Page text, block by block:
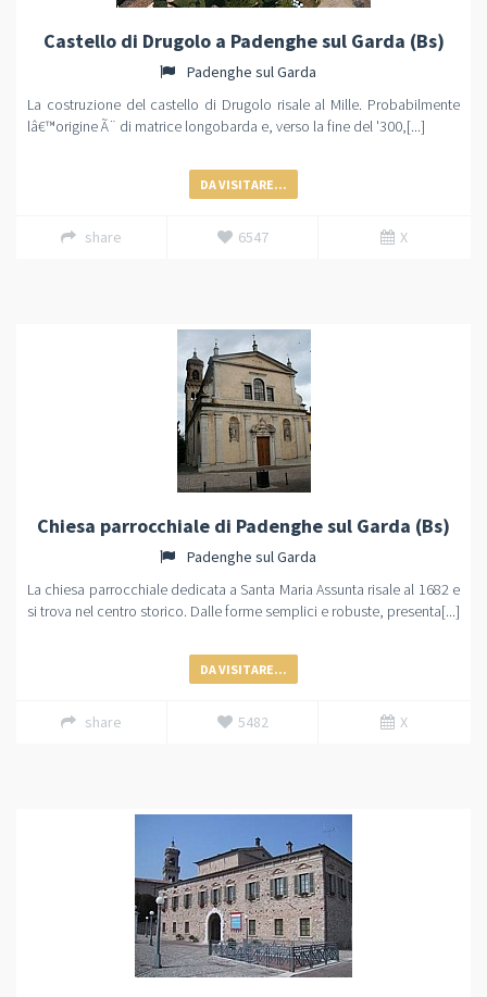
Castello di Drugolo a Padenghe sul Garda (Bs)
Padenghe sul Garda
La costruzione del castello di Drugolo risale al Mille. Probabilmente
lâ€™origine Ã¨ di matrice longobarda e, verso la fine del '300,[...]
DA VISITARE...
share 6547 X
Chiesa parrocchiale di Padenghe sul Garda (Bs)
Padenghe sul Garda
La chiesa parrocchiale dedicata a Santa Maria Assunta risale al 1682 e
si trova nel centro storico. Dalle forme semplici e robuste, presenta[...]
DA VISITARE...
share 5482 X